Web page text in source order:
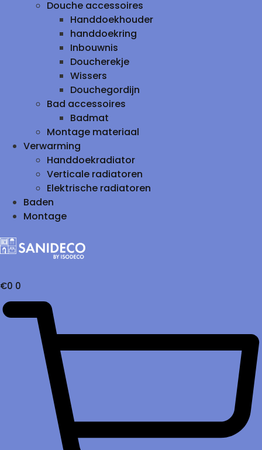
Douche accessoires
Handdoekhouder
handdoekring
Inbouwnis
Doucherekje
Wissers
Douchegordijn
Bad accessoires
Badmat
Montage materiaal
Verwarming
Handdoekradiator
Verticale radiatoren
Elektrische radiatoren
Baden
Montage
€0 0